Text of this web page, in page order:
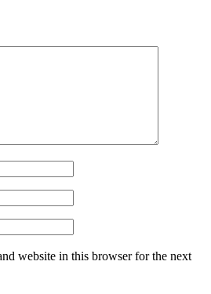
website in this browser for the next